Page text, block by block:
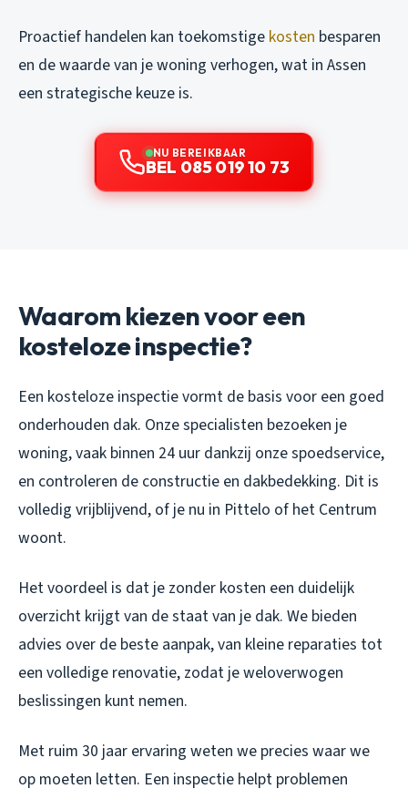
Proactief handelen kan toekomstige kosten besparen
en de waarde van je woning verhogen, wat in Assen
een strategische keuze is.
NU BEREIKBAAR
BEL 085 019 10 73
Waarom kiezen voor een
kosteloze inspectie?
Een kosteloze inspectie vormt de basis voor een goed
onderhouden dak. Onze specialisten bezoeken je
woning, vaak binnen 24 uur dankzij onze spoedservice,
en controleren de constructie en dakbedekking. Dit is
volledig vrijblijvend, of je nu in Pittelo of het Centrum
woont.
Het voordeel is dat je zonder kosten een duidelijk
overzicht krijgt van de staat van je dak. We bieden
advies over de beste aanpak, van kleine reparaties tot
een volledige renovatie, zodat je weloverwogen
beslissingen kunt nemen.
Met ruim 30 jaar ervaring weten we precies waar we
op moeten letten. Een inspectie helpt problemen